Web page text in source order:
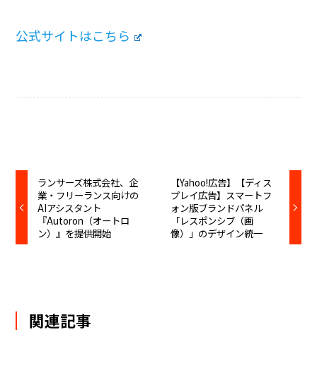
公式サイトはこちら
ランサーズ株式会社、企
業・フリーランス向けの
AIアシスタント
『Autoron（オートロ
ン）』を提供開始
【Yahoo!広告】【ディス
プレイ広告】スマートフ
ォン版ブランドパネル
「レスポンシブ（画
像）」のデザイン統一
関連記事